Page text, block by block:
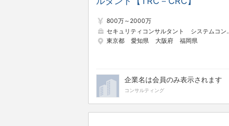
800万～2000万
セキュリティコンサルタント
システムコンサルタント
東京都
愛知県 大阪府 福岡県
企業名は会員のみ表示されます
コンサルティング